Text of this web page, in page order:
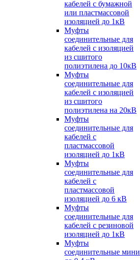
кабелей с бумажной
или пластмассовой
изоляцией до 1кВ
Муфты
соединительные для
кабелей с изоляцией
из сшитого
полиэтилена до 10кВ
Муфты
соединительные для
кабелей с изоляцией
из сшитого
полиэтилена на 20кВ
Муфты
соединительные для
кабелей с
пластмассовой
изоляцией до 1кВ
Муфты
соединительные для
кабелей с
пластмассовой
изоляцией до 6 кВ
Муфты
соединительные для
кабелей с резиновой
изоляцией до 1кВ
Муфты
соединительные мини